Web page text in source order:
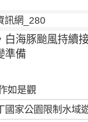
海豚颱風持續
準備
如是觀
制水域遊憩活動之種類、範圍、